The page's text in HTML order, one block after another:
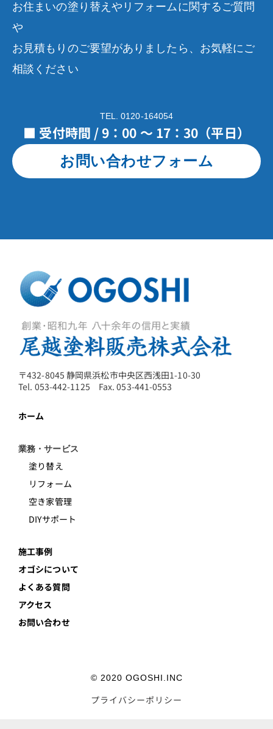
お住まいの塗り替えやリフォームに関するご質問
や
お見積もりのご要望がありましたら、お気軽にご
相談ください
TEL. 0120-164054
■ 受付時間 / 9：00 ～ 17：30（平日）
お問い合わせフォーム
〒432-8045 静岡県浜松市中央区西浅田1-10-30
Tel. 053-442-1125 Fax. 053-441-0553
ホーム
業務・サービス
塗り替え
リフォーム
空き家管理
DIYサポート
施工事例
オゴシについて
よくある質問
アクセス
お問い合わせ
© 2020 OGOSHI.INC
プライバシーポリシー